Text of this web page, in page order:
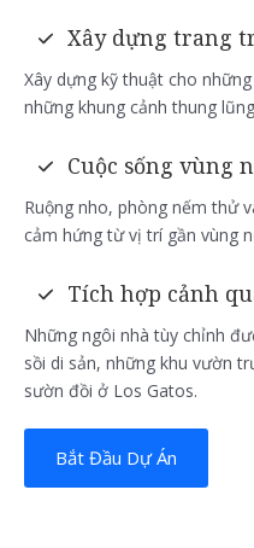
Xây dựng trang
Xây dựng kỹ thuật cho
những khung cảnh thung
Cuộc sống vùng
Ruộng nho, phòng nếm thử
cảm hứng từ vị trí gần vùng
Tích hợp cảnh
Những ngôi nhà tùy chỉnh
sồi di sản, những khu vườn
sườn đồi ở Los Gatos.
Bắt Đầu Dự Án